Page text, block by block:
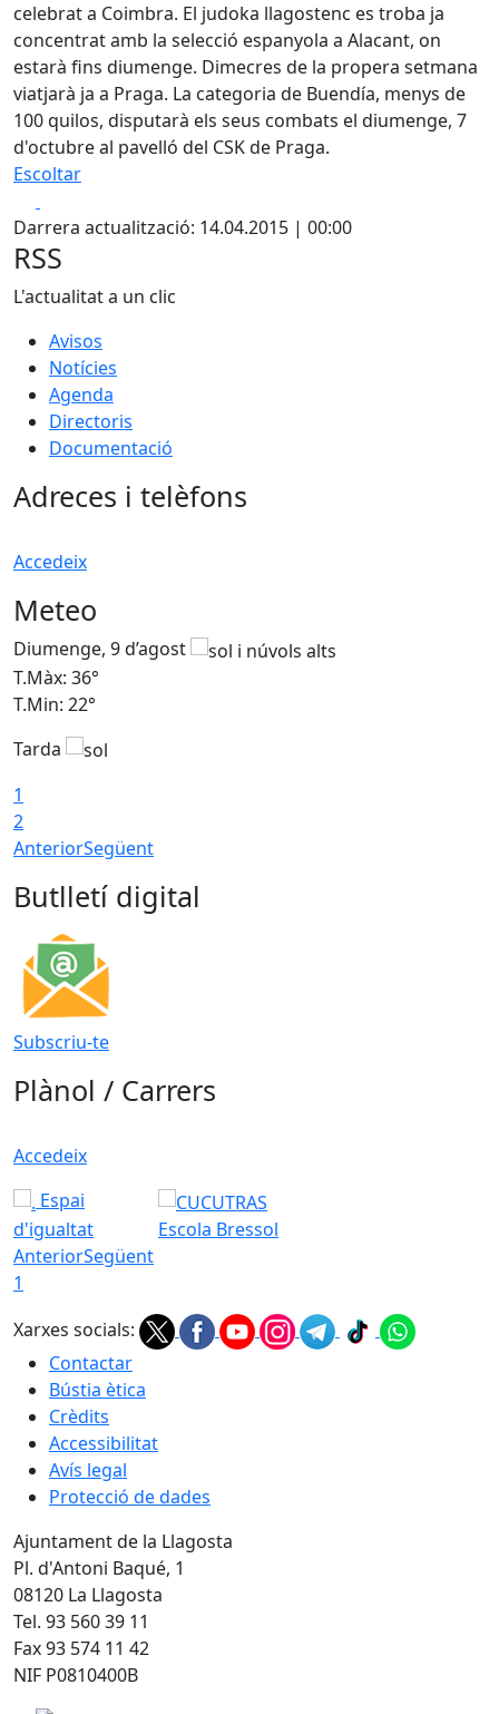
celebrat a Coimbra. El judoka llagostenc es troba ja
concentrat amb la selecció espanyola a Alacant, on
estarà fins diumenge. Dimecres de la propera setmana
viatjarà ja a Praga. La categoria de Buendía, menys de
100 quilos, disputarà els seus combats el diumenge, 7
d'octubre al pavelló del CSK de Praga.
Escoltar
Darrera actualització: 14.04.2015 | 00:00
RSS
L'actualitat a un clic
Avisos
Notícies
Agenda
Directoris
Documentació
Adreces i telèfons
Accedeix
Meteo
Diumenge, 9 d’agost
T.Màx: 36°
T.Min: 22°
Tarda
1
2
AnteriorSegüent
Butlletí digital
Subscriu-te
Plànol / Carrers
Accedeix
Espai
d'igualtat
Escola Bressol
AnteriorSegüent
1
Xarxes socials:
Contactar
Bústia ètica
Crèdits
Accessibilitat
Avís legal
Protecció de dades
Ajuntament de la Llagosta
Pl. d'Antoni Baqué, 1
08120 La Llagosta
Tel. 93 560 39 11
Fax 93 574 11 42
NIF P0810400B